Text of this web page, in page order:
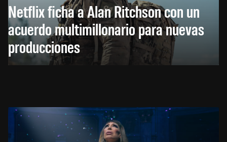
Netflix ficha a Alan Ritchson con un
acuerdo multimillonario para nuevas
producciones